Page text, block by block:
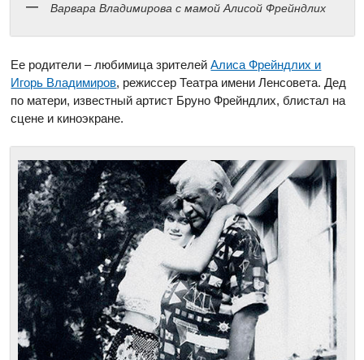
Варвара Владимирова с мамой Алисой Фрейндлих
Ее родители – любимица зрителейАлиса Фрейндлих и
Игорь Владимиров, режиссер Театра имени Ленсовета. Дед
по матери, известный артист Бруно Фрейндлих, блистал на
сцене и киноэкране.